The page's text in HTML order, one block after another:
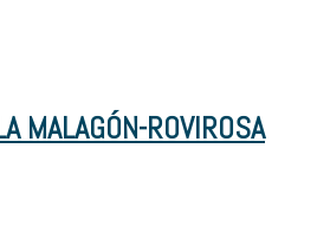
MALAGÓN-ROVIROSA